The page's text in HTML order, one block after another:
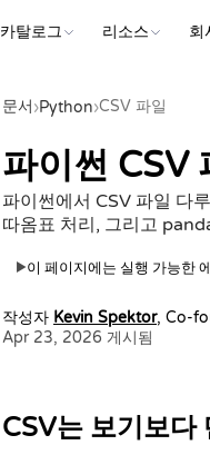
카탈로그 리소스 회
문서›Python›CSV 파일
파이썬 CSV
파이썬에서 CSV 파일 다
따옴표 처리, 그리고
▶이 페이지에는 실행 가능한
작성자 Kevin Spektor, Co-
Apr 23, 2026 게시됨
CSV는 보기보다